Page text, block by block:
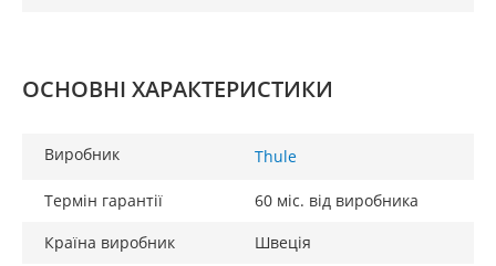
ОСНОВНІ ХАРАКТЕРИСТИКИ
Виробник Thule
Термін гарантії
60 міс. від виробника
Країна виробник
Швеція